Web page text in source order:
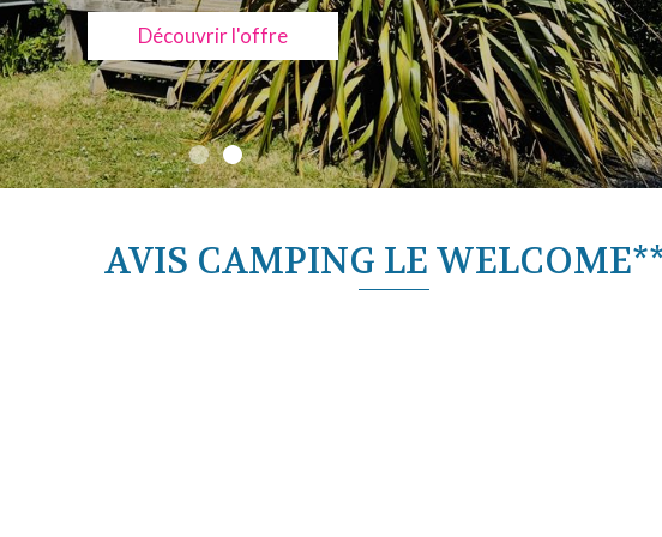
Découvrir l'offre
AVIS CAMPING LE